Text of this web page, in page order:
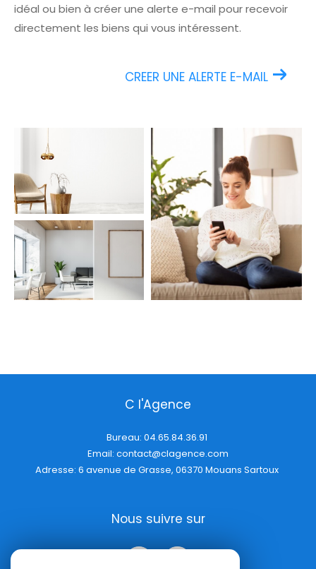
idéal ou bien à créer une alerte e-mail pour recevoir
directement les biens qui vous intéressent.
CREER UNE ALERTE E-MAIL
C l'Agence
Bureau: 04.65.84.36.91
Email: contact@clagence.com
Adresse: 6 avenue de Grasse, 06370 Mouans Sartoux
Nous suivre sur